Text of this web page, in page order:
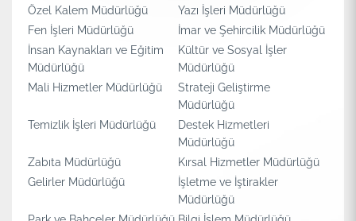
Özel Kalem Müdürlüğü
Yazı İşleri Müdürlüğü
Fen İşleri Müdürlüğü
İmar ve Şehircilik Müdürlüğü
İnsan Kaynakları ve Eğitim
Müdürlüğü
Kültür ve Sosyal İşler
Müdürlüğü
Mali Hizmetler Müdürlüğü
Strateji Geliştirme
Müdürlüğü
Temizlik İşleri Müdürlüğü
Destek Hizmetleri
Müdürlüğü
Zabıta Müdürlüğü
Kırsal Hizmetler Müdürlüğü
Gelirler Müdürlüğü
İşletme ve İştirakler
Müdürlüğü